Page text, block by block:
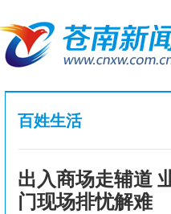
百姓生活
出入商场走辅道
门现场排忧解难